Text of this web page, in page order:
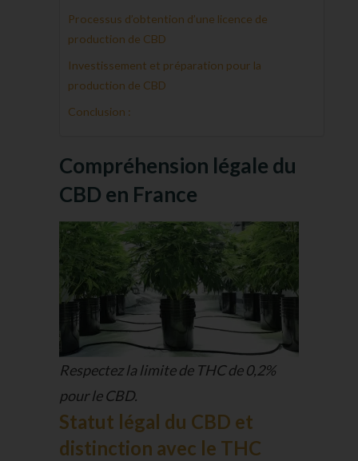
Processus d’obtention d’une licence de
production de CBD
Investissement et préparation pour la
production de CBD
Conclusion :
Compréhension légale du
CBD en France
Respectez la limite de THC de 0,2%
pour le CBD.
Statut légal du CBD et
distinction avec le THC